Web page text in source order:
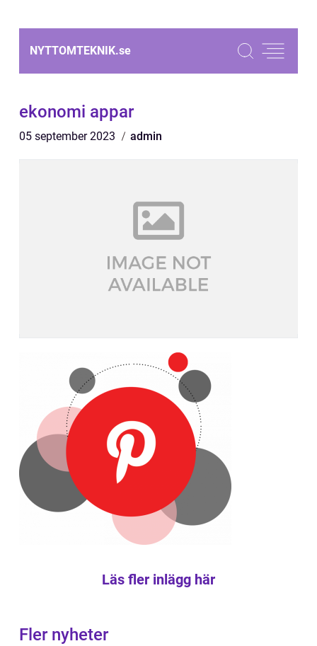
NYTTOMTEKNIK.se
ekonomi appar
05 september 2023 admin
Läs fler inlägg här
Fler nyheter